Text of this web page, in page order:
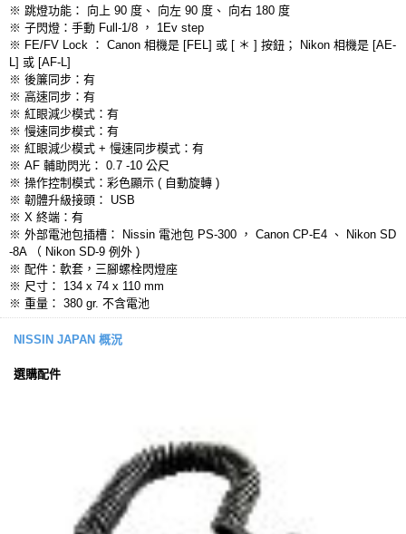
※ 跳燈功能： 向上 90 度、 向左 90 度、 向右 180 度
※ 子閃燈：手動 Full-1/8 ， 1Ev step
※ FE/FV Lock ： Canon 相機是 [FEL] 或 [ ＊ ] 按鈕； Nikon 相機是 [AE-
L] 或 [AF-L]
※ 後簾同步：有
※ 高速同步：有
※ 紅眼減少模式：有
※ 慢速同步模式：有
※ 紅眼減少模式 + 慢速同步模式：有
※ AF 輔助閃光： 0.7 -10 公尺
※ 操作控制模式：彩色顯示 ( 自動旋轉 )
※ 韌體升級接頭： USB
※ X 終端：有
※ 外部電池包插槽： Nissin 電池包 PS-300 ， Canon CP-E4 、 Nikon SD
-8A （ Nikon SD-9 例外 )
※ 配件：軟套，三腳螺栓閃燈座
※ 尺寸： 134 x 74 x 110 mm
※ 重量： 380 gr. 不含電池
NISSIN JAPAN 概況
選購配件